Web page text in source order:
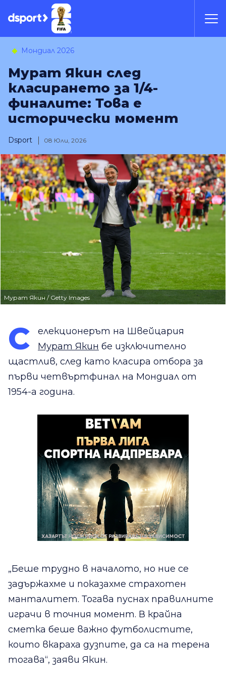
Мондиал 2026
Мурат Якин след
класирането за 1/4-
финалите: Това е
исторически момент
Dsport 08 Юли, 2026
Мурат Якин / Getty Images
С
елекционерът на Швейцария
Мурат Якин бе изключително
щастлив, след като класира отбора за
първи четвъртфинал на Мондиал от
1954-а година.
„Беше трудно в началото, но ние се
задържахме и показахме страхотен
манталитет. Тогава пуснах правилните
играчи в точния момент. В крайна
сметка беше важно футболистите,
които вкараха дузпите, да са на терена
тогава“, заяви Якин.